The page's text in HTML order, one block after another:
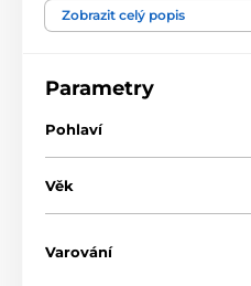
Zobrazit celý popis
Parametry
Pohlaví
Věk
Varování